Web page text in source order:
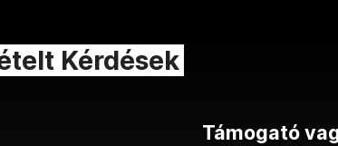
Kérdések
Támogató